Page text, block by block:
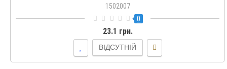
1502007
0
23.1 грн.
ВІДСУТНІЙ